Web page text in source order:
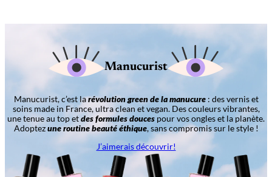
Manucurist
Manucurist, c’est larévolution green de la manucure: des vernis et
soins made in France, ultra clean et vegan. Des couleurs vibrantes,
une tenue au top etdes formules douces pour vos ongles et la planète.
Adoptezune routine beauté éthique, sans compromis sur le style !
J’aimerais découvrir!